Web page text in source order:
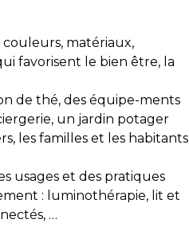
couleurs, matériaux,
favorisent le bien être, la
de thé, des équipe-ments
un jardin potager
les familles et les habitants
usages et des pratiques
: luminothérapie, lit et
…